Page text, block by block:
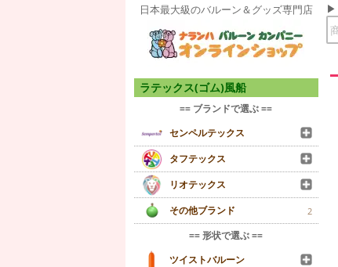
日本最大級のバルーン＆グッズ専門店
ラテックス(ゴム)風船
== ブランドで選ぶ ==
センペルテックス
タフテックス
リオテックス
その他ブランド
2
== 形状で選ぶ ==
ツイストバルーン